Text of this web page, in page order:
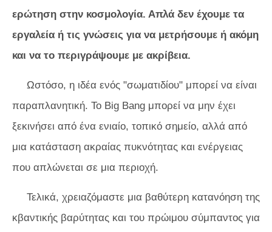
ερώτηση στην κοσμολογία. Απλά δεν έχουμε τα
εργαλεία ή τις γνώσεις για να μετρήσουμε ή ακόμη
και να το περιγράψουμε με ακρίβεια.
Ωστόσο, η ιδέα ενός "σωματιδίου" μπορεί να είναι
παραπλανητική. Το Big Bang μπορεί να μην έχει
ξεκινήσει από ένα ενιαίο, τοπικό σημείο, αλλά από
μια κατάσταση ακραίας πυκνότητας και ενέργειας
που απλώνεται σε μια περιοχή.
Τελικά, χρειαζόμαστε μια βαθύτερη κατανόηση της
κβαντικής βαρύτητας και του πρώιμου σύμπαντος για